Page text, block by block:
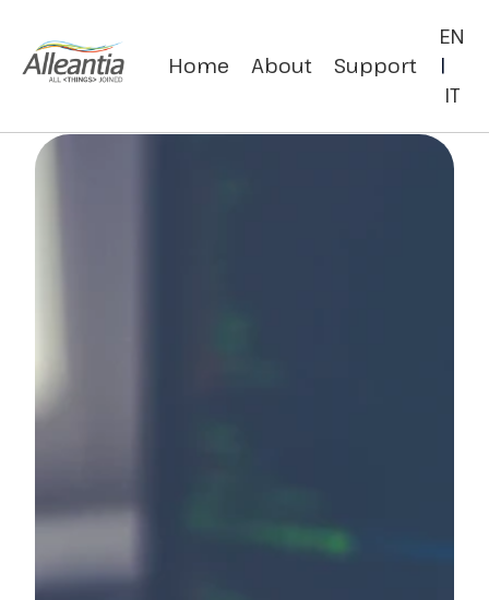
Home About Support
EN
|
IT